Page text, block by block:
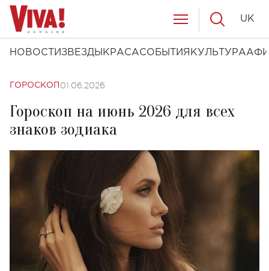
НОВОСТИ ЗВЕЗДЫ КРАСАСОБЫТИЯ КУЛЬТУРА
UK
ГОРОСКОП 01.06.2026
Гороскоп на июнь 2026 для всех
знаков зодиака